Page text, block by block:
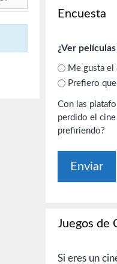
Encuesta
¿Ver
Me gusta el
Prefiero
Con las
perdido el cine su
prefiriendo?
Juegos de
Si eres un